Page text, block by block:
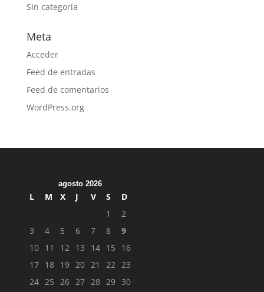
Sin categoría
Meta
Acceder
Feed de entradas
Feed de comentarios
WordPress.org
agosto 2026
L M X J V S
D
1
2
3
4 5 6 7 8
9
10 11 12 13 14 15
16
17 18 19 20 21 22
23
24 25 26 27 28 29 30